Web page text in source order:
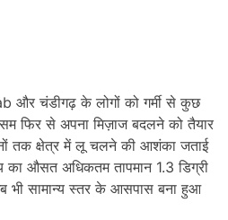
और चंडीगढ़ के लोगों को गर्मी से कुछ
फिर से अपना मिज़ाज बदलने को तैयार
तक क्षेत्र में लू चलने की आशंका जताई
का औसत अधिकतम तापमान 1.3 डिग्री
भी सामान्य स्तर के आसपास बना हुआ